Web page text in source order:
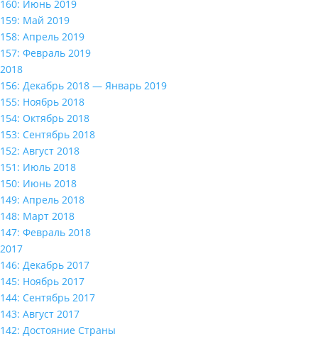
160: Июнь 2019
159: Май 2019
158: Апрель 2019
157: Февраль 2019
2018
156: Декабрь 2018 — Январь 2019
155: Ноябрь 2018
154: Октябрь 2018
153: Сентябрь 2018
152: Август 2018
151: Июль 2018
150: Июнь 2018
149: Апрель 2018
148: Март 2018
147: Февраль 2018
2017
146: Декабрь 2017
145: Ноябрь 2017
144: Сентябрь 2017
143: Август 2017
142: Достояние Страны